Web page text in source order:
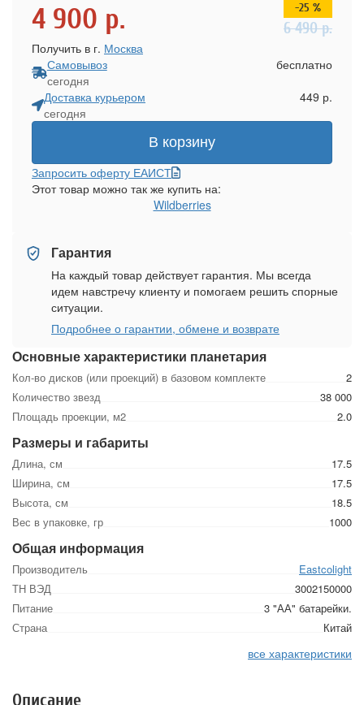
Основные характеристики планетария
Кол-во дисков (или проекций) в базовом комплекте
2
Количество звезд
38 000
Площадь проекции, м2
2.0
Размеры и габариты
Длина, см
17.5
Ширина, см
17.5
Высота, см
18.5
Вес в упаковке, гр
1000
Общая информация
Производитель
Eastcolight
ТН ВЭД
3002150000
Питание
3 "АА" батарейки.
Страна
Китай
все характеристики
4 900 р. -25 %
6 490р.
Получить в г. Москва
Самовывоз
сегодня
бесплатно
Доставка курьером
сегодня
449 р.
В корзину
Запросить оферту ЕАИСТ
Этот товар можно так же купить на:
Wildberries
Гарантия
На каждый товар действует гарантия. Мы всегда
идем навстречу клиенту и помогаем решить спорные
ситуации.
Подробнее о гарантии, обмене и возврате
Описание